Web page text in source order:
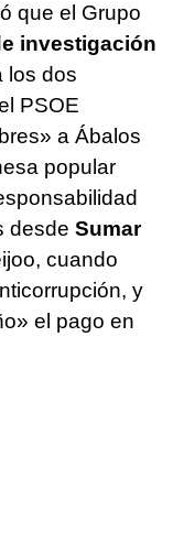
que el Grupo
investigación
los dos
PSOE
a Ábalos
popular
desde Sumar
cuando
y
el pago en